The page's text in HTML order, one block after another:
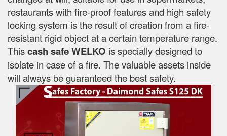
restaurants with fire-proof features and high safety
locking system is the result of creation from a fire-
resistant rigid object at a certain temperature range.
Thiscash safe WELKO is specially designed to
isolate in case of a fire. The valuable assets inside
will always be guaranteed the best safety.